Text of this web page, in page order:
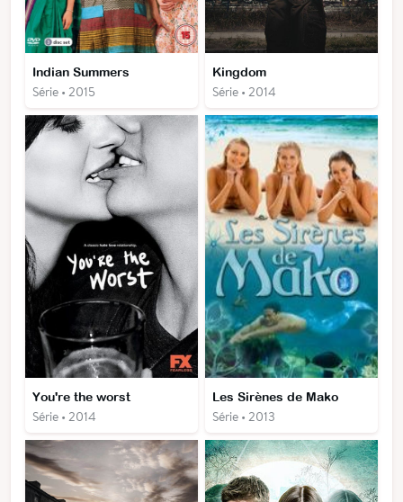
Indian Summers
Série • 2015
Kingdom
Série • 2014
You're the worst
Série • 2014
Les Sirènes de Mako
Série • 2013